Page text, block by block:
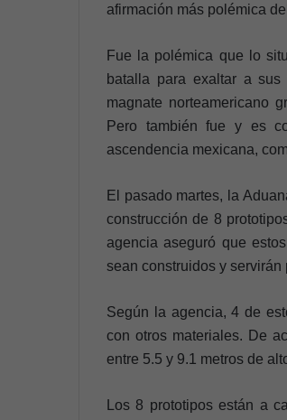
afirmación más polémica
Fue la polémica que lo
batalla para exaltar a sus
magnate norteamericano
Pero también fue y es
ascendencia mexicana,
El pasado martes, la
construcción de 8
agencia aseguró que
sean construidos y servirán
Según la agencia, 4 de
con otros materiales. De
entre 5.5 y 9.1 metros de
Los 8 prototipos están a